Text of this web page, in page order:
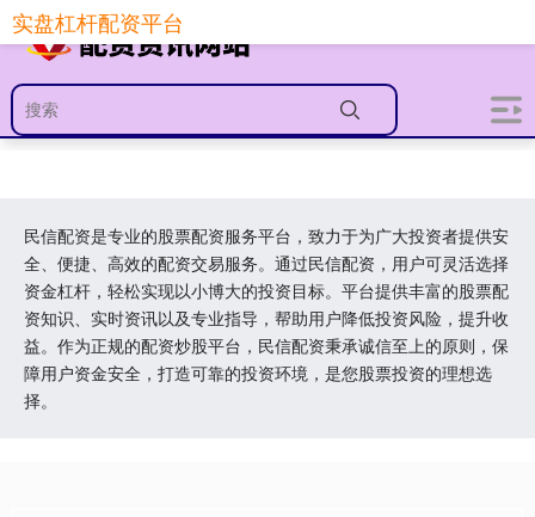
民信配资是专业的股票配资服务平台，致力于为广大投资者提供安
全、便捷、高效的配资交易服务。通过民信配资，用户可灵活选择
资金杠杆，轻松实现以小博大的投资目标。平台提供丰富的股票配
资知识、实时资讯以及专业指导，帮助用户降低投资风险，提升收
益。作为正规的配资炒股平台，民信配资秉承诚信至上的原则，保
障用户资金安全，打造可靠的投资环境，是您股票投资的理想选
择。
实盘杠杆配资平台